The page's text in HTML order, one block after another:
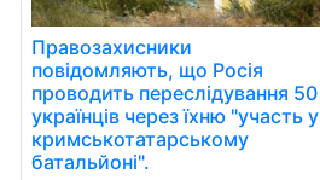
Правозахисники
повідомляють, що Росія
проводить переслідування 50
українців через їхню "участь у
кримськотатарському
батальйоні".